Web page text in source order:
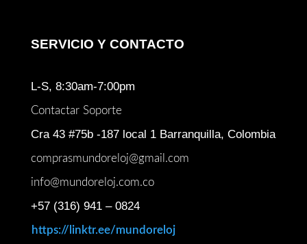
SERVICIO Y CONTACTO
L-S, 8:30am-7:00pm
Contactar Soporte
Cra 43 #75b -187 local 1 Barranquilla, Colombia
comprasmundoreloj@gmail.com
info@mundoreloj.com.co
+57 (316) 941 – 0824
https://linktr.ee/mundoreloj